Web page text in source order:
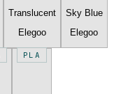
Translucent
Elegoo
Sky Blue
Elegoo
PLA